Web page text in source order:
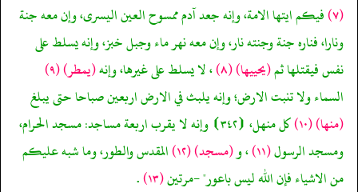
(٧)
فيكم ايتها الامة، وإنه جعد آدم ممسوح العين اليسرى، وإن معه جنة
ونارا، فناره جنة وجنته نار، وإن معه نهر ماء وجبل خبز، وإنه يسلط على
نفس فيقتلها ثم(يحييها)(٨) ، لا يسلط على غيرها، وإنه(يمطر)(٩)
السماء ولا تنبت الارض؛ وإنه يلبث في الارض اربعين صباحا حتى يبلغ
(منها)(١٠)
كل منهل، ⦗٣٤٢⦘ وإنه لا يقرب اربعة مساجد: مسجد الحرام،
ومسجد الرسول(١١) ، و(مسجد)(١٢)
المقدس والطور، وما شبه عليكم
من الاشياء فإن الله ليس باعور" -مرتين(١٣) .